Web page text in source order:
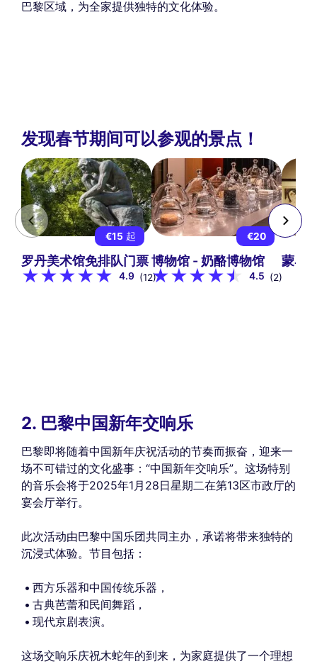
巴黎区域，为全家提供独特的文化体验。
发现春节期间可以参观的景点！
€15 起
罗丹美术馆免排队门票
4.9 (12)
€20
博物馆 - 奶酪博物馆
4.5 (2)
蒙马
2. 巴黎中国新年交响乐
巴黎即将随着中国新年庆祝活动的节奏而振奋，迎来一
场不可错过的文化盛事：“中国新年交响乐”。这场特别
的音乐会将于2025年1月28日星期二在第13区市政厅的
宴会厅举行。
此次活动由巴黎中国乐团共同主办，承诺将带来独特的
沉浸式体验。节目包括：
西方乐器和中国传统乐器，
古典芭蕾和民间舞蹈，
现代京剧表演。
这场交响乐庆祝木蛇年的到来，为家庭提供了一个理想